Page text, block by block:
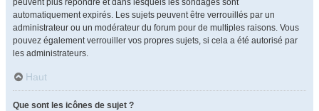
peuvent plus répondre et dans lesquels les sondages sont
automatiquement expirés. Les sujets peuvent être verrouillés par un
administrateur ou un modérateur du forum pour de multiples raisons. Vous
pouvez également verrouiller vos propres sujets, si cela a été autorisé par
les administrateurs.
Haut
Que sont les icônes de sujet ?